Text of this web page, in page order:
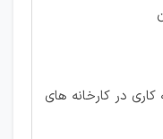
در کارخانه های